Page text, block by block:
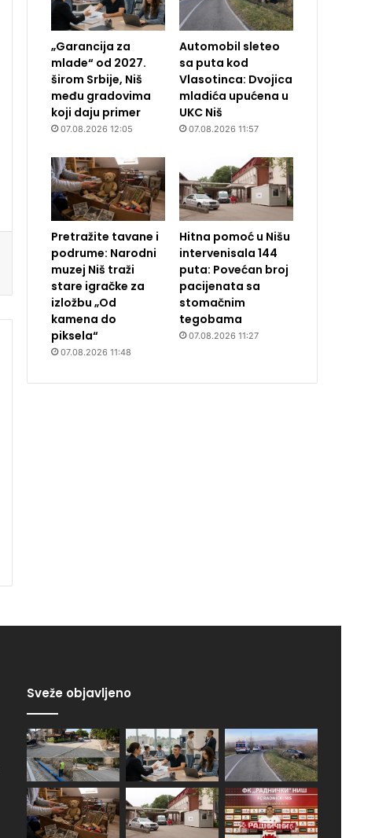
„Garancija za
mlade“ od 2027.
širom Srbije, Niš
među gradovima
koji daju primer
07.08.2026 12:05
Automobil sleteo
sa puta kod
Vlasotinca: Dvojica
mladića upućena u
UKC Niš
07.08.2026 11:57
Pretražite tavane i
podrume: Narodni
muzej Niš traži
stare igračke za
izložbu „Od
kamena do
piksela“
07.08.2026 11:48
Hitna pomoć u Nišu
intervenisala 144
puta: Povećan broj
pacijenata sa
stomačnim
tegobama
07.08.2026 11:27
Sveže objavljeno